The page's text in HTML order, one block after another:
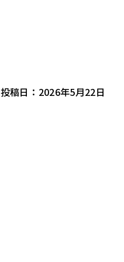
投稿日：2026年5月22日